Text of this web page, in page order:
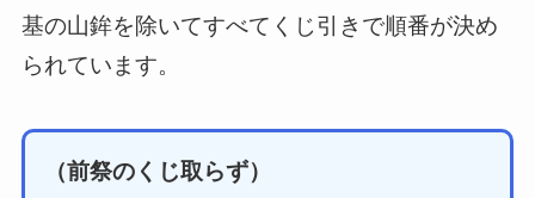
基の山鉾を除いてすべてくじ引きで順番が決め
られています。
（前祭のくじ取らず）